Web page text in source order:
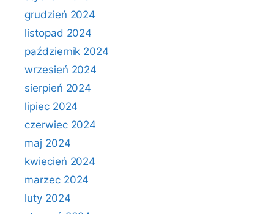
grudzień 2024
listopad 2024
październik 2024
wrzesień 2024
sierpień 2024
lipiec 2024
czerwiec 2024
maj 2024
kwiecień 2024
marzec 2024
luty 2024